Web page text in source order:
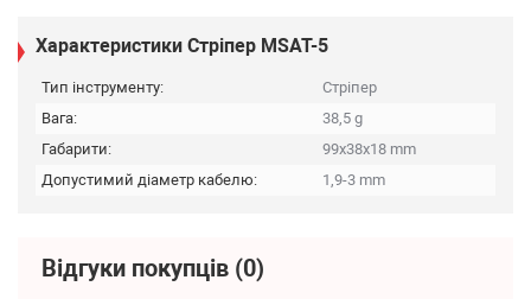
Характеристики Стріпер MSAT-5
Тип інструменту:
Стріпер
Вага:
38,5 g
Габарити:
99x38x18 mm
Допустимий діаметр кабелю:
1,9-3 mm
Відгуки покупців (0)